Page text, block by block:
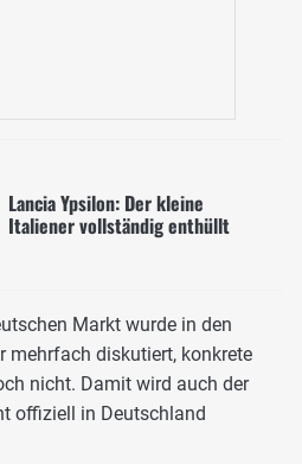
Lancia Ypsilon: Der kleine
Italiener vollständig enthüllt
Markt wurde in den
mehrfach diskutiert, konkrete
nicht. Damit wird auch der
offiziell in Deutschland